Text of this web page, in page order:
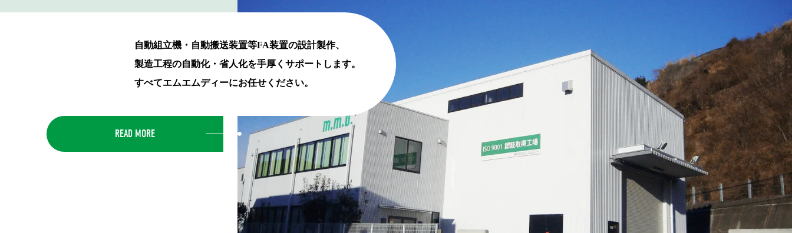
自動組立機・自動搬送装置等FA装置の設計製作、
製造工程の自動化・省人化を手厚くサポートします。
すべてエムエムディーにお任せください。
READ MORE